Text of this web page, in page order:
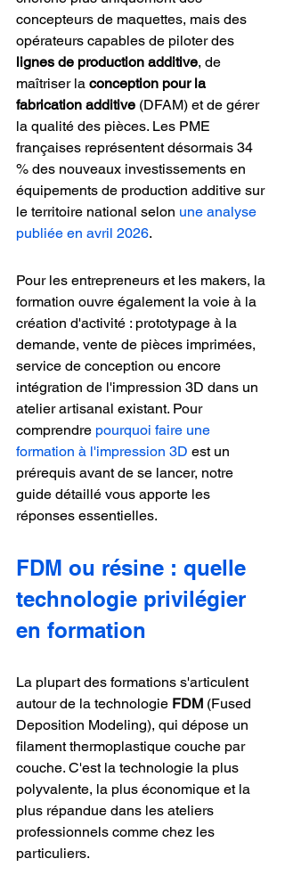
concepteurs de maquettes, mais des
opérateurs capables de piloter des
lignes de production additive, de
maîtriser la conception pour la
fabrication additive (DFAM) et de gérer
la qualité des pièces. Les PME
françaises représentent désormais 34
% des nouveaux investissements en
équipements de production additive sur
le territoire national selon une analyse
publiée en avril 2026.
Pour les entrepreneurs et les makers, la
formation ouvre également la voie à la
création d'activité : prototypage à la
demande, vente de pièces imprimées,
service de conception ou encore
intégration de l'impression 3D dans un
atelier artisanal existant. Pour
comprendre pourquoi faire une
formation à l'impression 3D est un
prérequis avant de se lancer, notre
guide détaillé vous apporte les
réponses essentielles.
FDM ou résine : quelle
technologie privilégier
en formation
La plupart des formations s'articulent
autour de la technologie FDM (Fused
Deposition Modeling), qui dépose un
filament thermoplastique couche par
couche. C'est la technologie la plus
polyvalente, la plus économique et la
plus répandue dans les ateliers
professionnels comme chez les
particuliers.